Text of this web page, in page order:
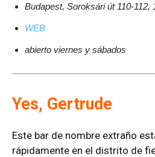
Budapest, Soroksári út 110-112,
WEB
abierto viernes y sábados
Yes, Gertrude
Este bar de nombre extraño
rápidamente en el distrito de